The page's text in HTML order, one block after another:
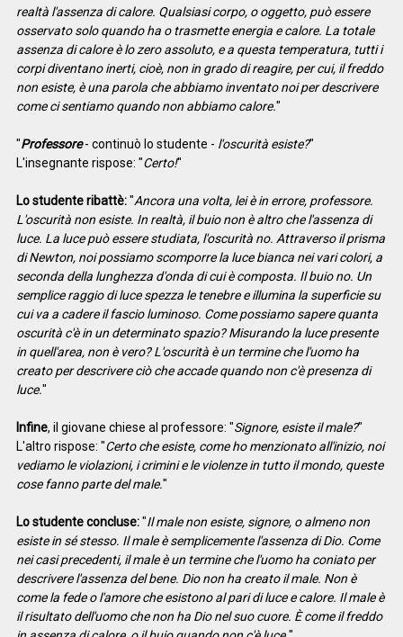
realtà l'assenza di calore. Qualsiasi corpo, o oggetto, può essere
osservato solo quando ha o trasmette energia e calore. La totale
assenza di calore è lo zero assoluto, e a questa temperatura, tutti i
corpi diventano inerti, cioè, non in grado di reagire, per cui, il freddo
non esiste, è una parola che abbiamo inventato noi per descrivere
come ci sentiamo quando non abbiamo calore."
"Professore- continuò lo studente - l'oscurità esiste?"
L'insegnante rispose: "Certo!"
Lo studente ribattè:"Ancora una volta, lei è in errore, professore.
L'oscurità non esiste. In realtà, il buio non è altro che l'assenza di
luce. La luce può essere studiata, l'oscurità no. Attraverso il prisma
di Newton, noi possiamo scomporre la luce bianca nei vari colori, a
seconda della lunghezza d'onda di cui è composta. Il buio no. Un
semplice raggio di luce spezza le tenebre e illumina la superficie su
cui va a cadere il fascio luminoso. Come possiamo sapere quanta
oscurità c'è in un determinato spazio? Misurando la luce presente
in quell'area, non è vero? L'oscurità è un termine che l'uomo ha
creato per descrivere ciò che accade quando non c'è presenza di
luce."
Infine, il giovane chiese al professore: "Signore, esiste il male?"
L'altro rispose: "Certo che esiste, come ho menzionato all'inizio, noi
vediamo le violazioni, i crimini e le violenze in tutto il mondo, queste
cose fanno parte del male."
Lo studente concluse:"Il male non esiste, signore, o almeno non
esiste in sé stesso. Il male è semplicemente l'assenza di Dio. Come
nei casi precedenti, il male è un termine che l'uomo ha coniato per
descrivere l'assenza del bene. Dio non ha creato il male. Non è
come la fede o l'amore che esistono al pari di luce e calore. Il male è
il risultato dell'uomo che non ha Dio nel suo cuore. È come il freddo